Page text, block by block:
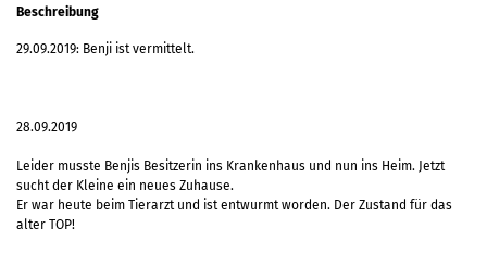
Beschreibung
29.09.2019: Benji ist vermittelt.
28.09.2019
Leider musste Benjis Besitzerin ins Krankenhaus und nun ins Heim. Jetzt
sucht der Kleine ein neues Zuhause.
Er war heute beim Tierarzt und ist entwurmt worden. Der Zustand für das
alter TOP!